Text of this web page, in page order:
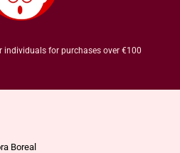
individuals for purchases over €100
Boreal